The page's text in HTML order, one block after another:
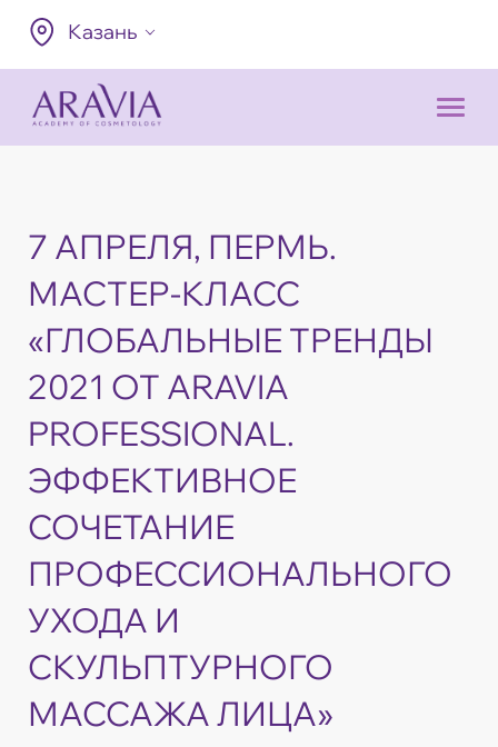
Казань
7 АПРЕЛЯ, ПЕРМЬ.
МАСТЕР-КЛАСС
«ГЛОБАЛЬНЫЕ ТРЕНДЫ
2021 ОТ ARAVIA
PROFESSIONAL.
ЭФФЕКТИВНОЕ
СОЧЕТАНИЕ
ПРОФЕССИОНАЛЬНОГО
УХОДА И
СКУЛЬПТУРНОГО
МАССАЖА ЛИЦА»